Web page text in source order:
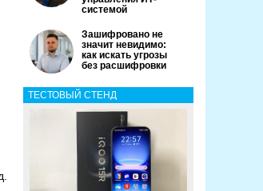
системой
Зашифровано не
значит невидимо:
как искать угрозы
без расшифровки
ТЕСТОВЫЙ СТЕНД